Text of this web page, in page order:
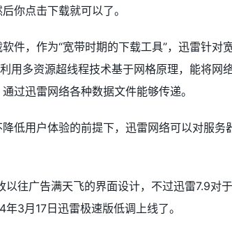
你点击下载就可以了。
件，作为“宽带时期的下载工具”，迅雷针对
用多资源超线程技术基于网格原理，能将网
过迅雷网络各种数据文件能够传递。
低用户体验的前提下，迅雷网络可以对服务
往广告满天飞的界面设计，不过迅雷7.9对于
3月17日迅雷极速版低调上线了。